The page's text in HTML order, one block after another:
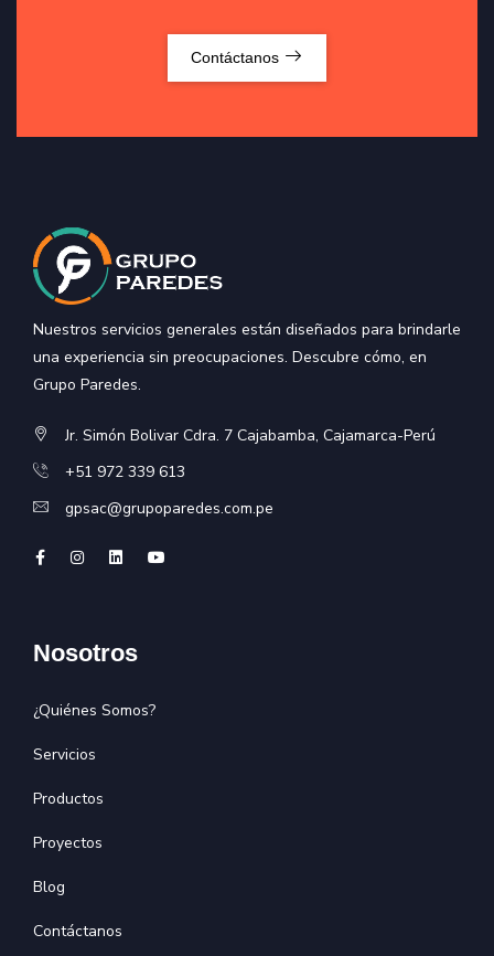
Contáctanos
Nuestros servicios generales están diseñados para brindarle
una experiencia sin preocupaciones. Descubre cómo, en
Grupo Paredes.
Jr. Simón Bolivar Cdra. 7 Cajabamba, Cajamarca-Perú
+51 972 339 613
gpsac@grupoparedes.com.pe
Nosotros
¿Quiénes Somos?
Servicios
Productos
Proyectos
Blog
Contáctanos